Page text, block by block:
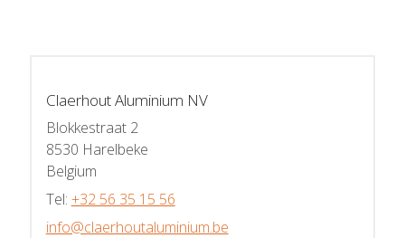
Claerhout Aluminium NV
Blokkestraat 2
8530 Harelbeke
Belgium
Tel: +32 56 35 15 56
info@claerhoutaluminium.be